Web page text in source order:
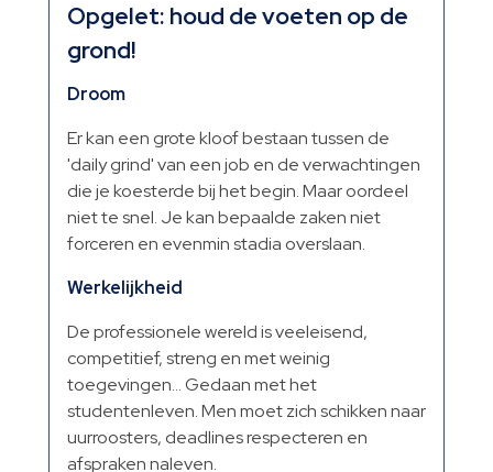
Opgelet: houd de voeten op de
grond!
Droom
Er kan een grote kloof bestaan tussen de
'daily grind' van een job en de verwachtingen
die je koesterde bij het begin. Maar oordeel
niet te snel. Je kan bepaalde zaken niet
forceren en evenmin stadia overslaan.
Werkelijkheid
De professionele wereld is veeleisend,
competitief, streng en met weinig
toegevingen… Gedaan met het
studentenleven. Men moet zich schikken naar
uurroosters, deadlines respecteren en
afspraken naleven.